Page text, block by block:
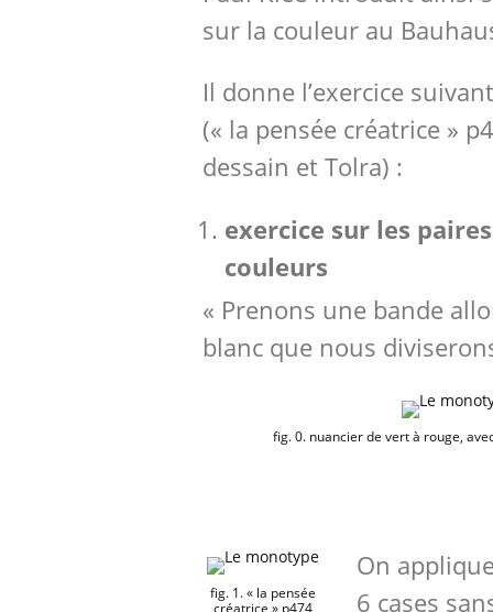
sur la couleur au
Il donne l’exercice
(« la pensée créatrice »
dessain et Tolra) :
exercice sur les
couleurs
« Prenons une bande
blanc que nous
fig. 0. nuancier de vert à rouge,
fig. 1. « la pensée
On
6 cases